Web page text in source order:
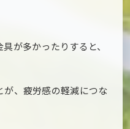
が多かったりすると、
、疲労感の軽減につな